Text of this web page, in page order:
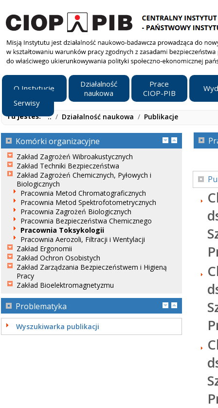
O Instytucie
Działalność
naukowa
Prace
CIOP-PIB
Serwisy
Tu jesteś: ../ Działalność naukowa / Publikacje
Komórki organizacyjne
Zakład Zagrożeń Wibroakustycznych
Zakład Techniki Bezpieczeństwa
Zakład Zagrożeń Chemicznych, Pyłowych i
Biologicznych
Pracownia Metod Chromatograficznych
Pracownia Metod Spektrofotometrycznych
Pracownia Zagrożeń Biologicznych
Pracownia Bezpieczeństwa Chemicznego
Pracownia Toksykologii
Pracownia Aerozoli, Filtracji i Wentylacji
Zakład Ergonomii
Zakład Ochron Osobistych
Zakład Zarządzania Bezpieczeństwem i Higieną
Pracy
Zakład Bioelektromagnetyzmu
Problematyka
Wyszukiwarka publikacji